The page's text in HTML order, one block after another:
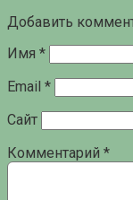
Добавить
Имя *
Email *
Сайт
Комментарий *